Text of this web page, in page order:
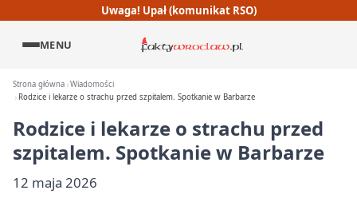
Uwaga! Upał (komunikat RSO)
MENU
Strona główna Wiadomości
Rodzice i lekarze o strachu przed szpitalem. Spotkanie w Barbarze
Rodzice i lekarze o strachu przed
szpitalem. Spotkanie w Barbarze
12 maja 2026